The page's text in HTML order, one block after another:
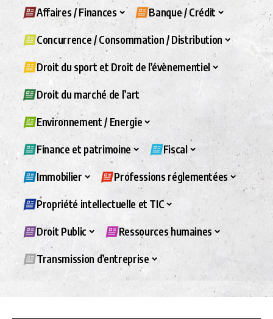
Affaires / Finances Banque / Crédit
Concurrence / Consommation / Distribution
Droit du sport et Droit de l’évènementiel
Droit du marché de l’art
Environnement / Energie
Finance et patrimoine Fiscal
Immobilier Professions réglementées
Propriété intellectuelle et TIC
Droit Public Ressources humaines
Transmission d’entreprise